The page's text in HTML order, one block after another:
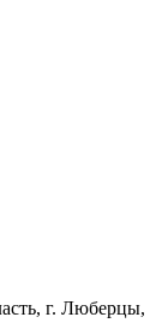
г. Люберцы,